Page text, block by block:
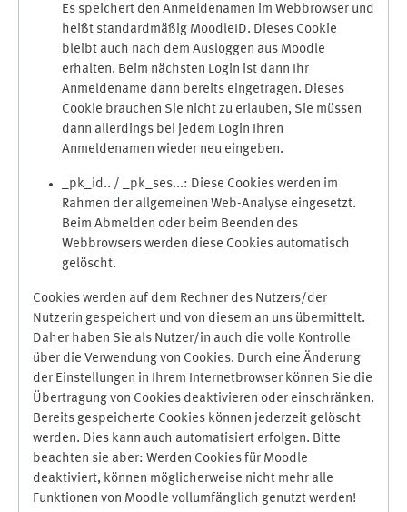
Es speichert den Anmeldenamen im Webbrowser und
heißt standardmäßig MoodleID. Dieses Cookie
bleibt auch nach dem Ausloggen aus Moodle
erhalten. Beim nächsten Login ist dann Ihr
Anmeldename dann bereits eingetragen. Dieses
Cookie brauchen Sie nicht zu erlauben, Sie müssen
dann allerdings bei jedem Login Ihren
Anmeldenamen wieder neu eingeben.
_pk_id.. / _pk_ses...: Diese Cookies werden im
Rahmen der allgemeinen Web-Analyse eingesetzt.
Beim Abmelden oder beim Beenden des
Webbrowsers werden diese Cookies automatisch
gelöscht.
Cookies werden auf dem Rechner des Nutzers/der
Nutzerin gespeichert und von diesem an uns übermittelt.
Daher haben Sie als Nutzer/in auch die volle Kontrolle
über die Verwendung von Cookies. Durch eine Änderung
der Einstellungen in Ihrem Internetbrowser können Sie die
Übertragung von Cookies deaktivieren oder einschränken.
Bereits gespeicherte Cookies können jederzeit gelöscht
werden. Dies kann auch automatisiert erfolgen. Bitte
beachten sie aber: Werden Cookies für Moodle
deaktiviert, können möglicherweise nicht mehr alle
Funktionen von Moodle vollumfänglich genutzt werden!